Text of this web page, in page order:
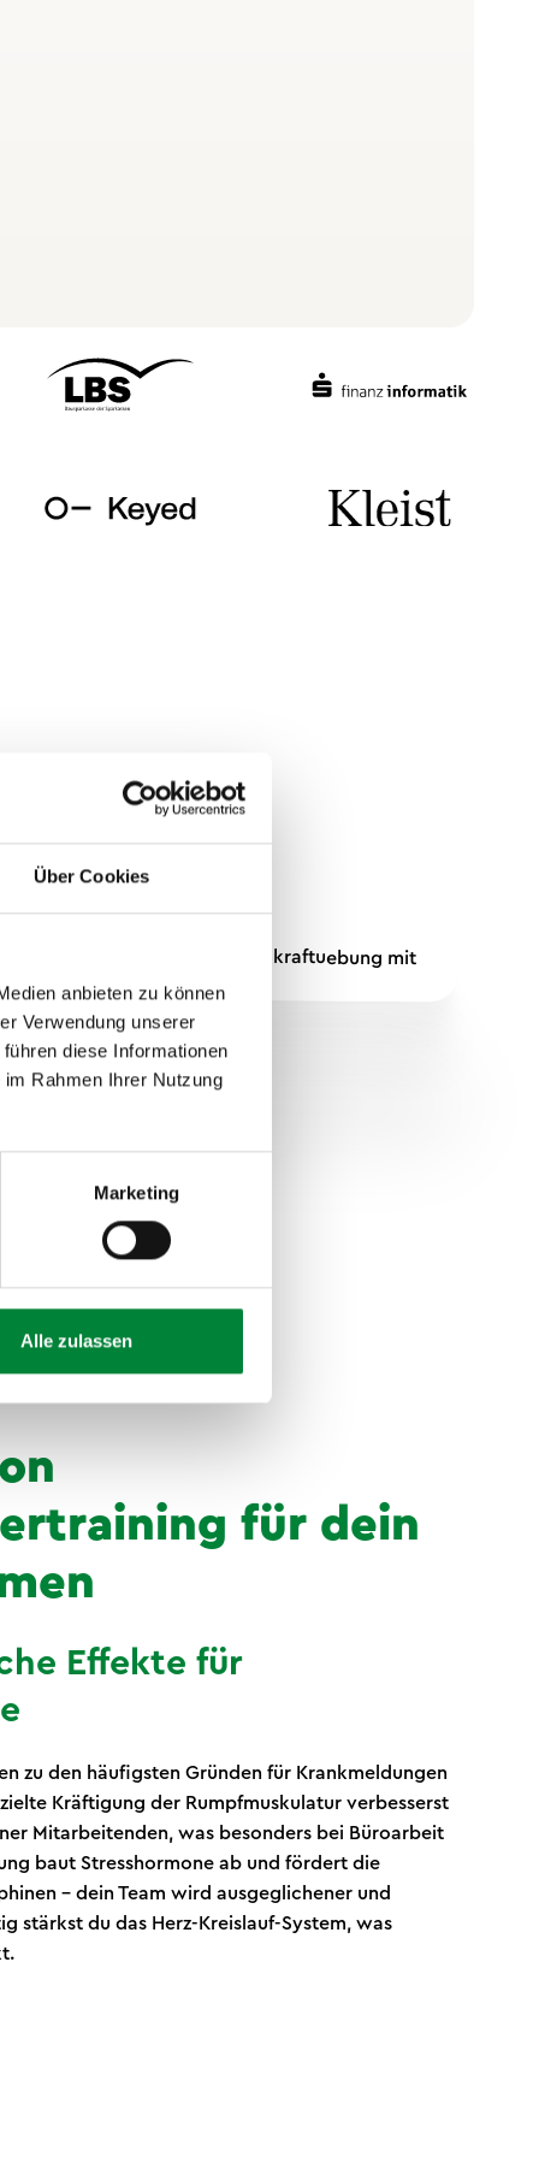
Über Cookies
anbieten zu können
Verwendung unserer
diese Informationen
Rahmen Ihrer Nutzung
Marketing
Alle zulassen
für dein
Effekte für
zu den häufigsten Gründen für Krankmeldungen
Kräftigung der Rumpfmuskulatur verbesserst
Mitarbeitenden, was besonders bei Büroarbeit
baut Stresshormone ab und fördert die
– dein Team wird ausgeglichener und
stärkst du das Herz-Kreislauf-System, was